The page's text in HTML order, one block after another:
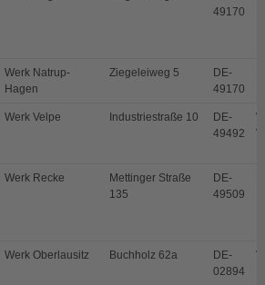
49170
Werk Natrup-
Hagen
Ziegeleiweg 5
DE-
49170
Werk Velpe Industriestraße 10
DE-
49492
Werk Recke
Mettinger Straße
135
DE-
49509
Werk Oberlausitz Buchholz 62a
DE-
02894